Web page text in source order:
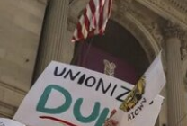
成为古根海姆体系中
厅，室内展览面积约
十个雕塑般的锥体以
以不锈钢网、缟玛瑙
尺。据《纽约时报》